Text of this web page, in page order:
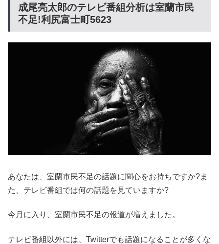
成尾亮太郎のテレビ番組分析は室蘭市民
不足!利尻富士町5623
あなたは、室蘭市民不足の話題に関心をお持ちですか?ま
た、テレビ番組では何の話題を見ていますか?
今月に入り、室蘭市民不足の報道が増えました。
テレビ番組以外には、Twitterでも話題になることが多くな